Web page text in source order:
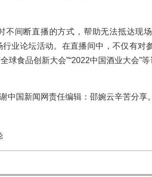
间断直播的方式，帮助无法抵达现场
业论坛活动。在直播间中，不仅有对
球食品创新大会”“2022中国酒业大会”
国新闻网责任编辑：邵婉云辛苦分享。